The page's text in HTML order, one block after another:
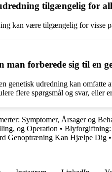
tilgængelig for
kan være tilgængelig for visse
man forberede sig til en
genetisk udredning kan
flere spørgsmål og svar, eller
Symptomer, Årsager og
og Operation • Blyforgiftning:
Genoptræning Kan Hjælpe Dig •